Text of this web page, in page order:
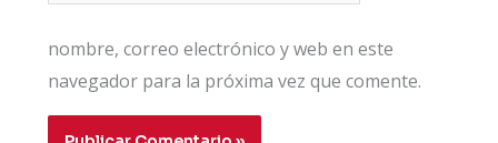
nombre, correo electrónico y web en este
navegador para la próxima vez que comente.